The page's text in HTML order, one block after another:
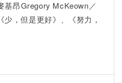
昂Gregory McKeown／
少，但是更好》、《努力，